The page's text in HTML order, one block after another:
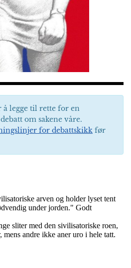
legge til rette for en
om sakene våre.
for debattskikk før